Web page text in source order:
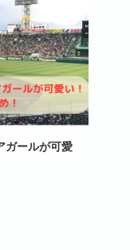
ガールが可愛